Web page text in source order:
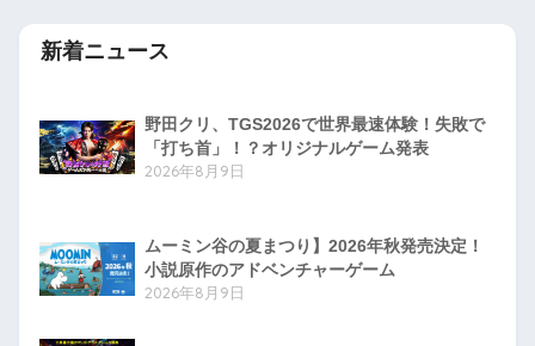
新着ニュース
野田クリ、TGS2026で世界最速体験！失敗で
「打ち首」！？オリジナルゲーム発表
2026年8月9日
ムーミン谷の夏まつり】2026年秋発売決定！
小説原作のアドベンチャーゲーム
2026年8月9日